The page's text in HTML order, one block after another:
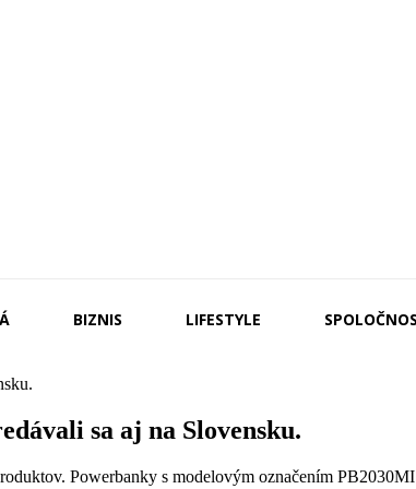
BIZNIS LIFESTYLE
sa aj na Slovensku.
Powerbanky s modelovým označením